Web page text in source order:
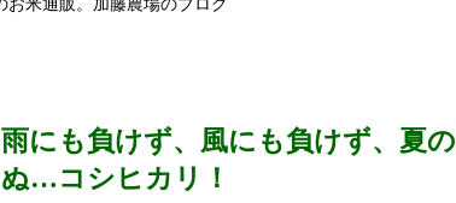
雨にも負けず、風にも負けず、夏
ぬ…コシヒカリ！